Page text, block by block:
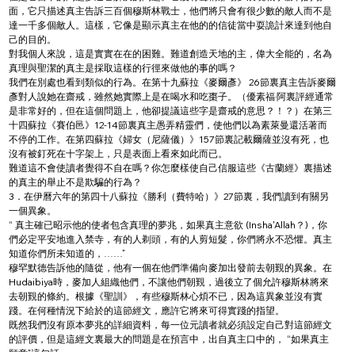
面，它只描述真主告訴三百個穆斯林戰士，他們將只會有很少數的敵人而不是
達一千多個敵人。這樣，它像是顯示真主在他的的信徒當中耍詭計來達到他自
己的目的。
對我個人來說，這是實實在在的困難。難道創造天地的主，偉大全能的，名為
真理與聖潔的真主是採取這樣的行徑來做他的事的嗎？
我們在別處也看到類似的行為。在第十九蘇拉《麥爾彥》 26節裏真主告訴麥爾
彥對人說她在齋戒，雖然她實際上是在喝水和吃棗子。（優素福·阿裏評經通常
是非常好的，但在這個問題上，他卻提議這些字是齋戒的意思？！？）在第三
十四蘇拉《賽伯邑》12-14節裏真主愚弄精靈們，使他們以為素萊曼還活著而
不停的工作。在第四蘇拉《婦女（尼薩儀）》157節裏記載爾薩並沒有死，也
沒有被釘死在十字架上，只是表面上看來如此而已。
難道這不會使讀者覺得不自在嗎？你怎麼樣使自己信服這些《古蘭經》裏描述
的真主的舉止不是欺騙的行為？
3．在伊曆六年的第四十八蘇拉《勝利（費特哈）》27節裏，我們讀到有關另
一個異象。
“ 真主確已昭示他的使者包含真理的夢兆，如果真主意欲 (Insha'Allah？)，你
們必定平安地進入禁寺，有的人剃頭，有的人剪短髮，你們將永不恐懼。真主
知道你們所未知道的，……”
穆罕默德告訴他的隨從，他有一個在他們準備向麥加出發前去朝覲的異象。在
Hudaibiya時，麥加人組織他們，不讓他們朝覲，過後立了個允許穆斯林將來
去朝覲的條約。根據《聖訓》，有些穆斯林心煩不已，因為這異象並沒有實
踐。在何種情況下給於的這節經文，應許它將來可得實踐的指望。
既然我們沒有原本夢兆的詳細資料，每一位元讀者就必須設定自己對這節經文
的評價，但是這經文裏最大的問題是在預言中，出自真主口中的， “如果真主